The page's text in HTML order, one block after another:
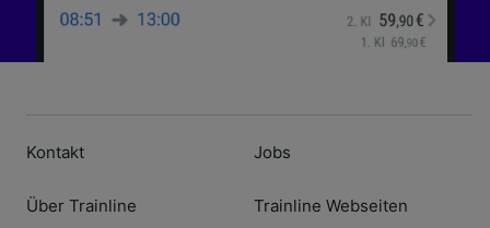
Kontakt
Über Trainline
Jobs
Trainline Webseiten